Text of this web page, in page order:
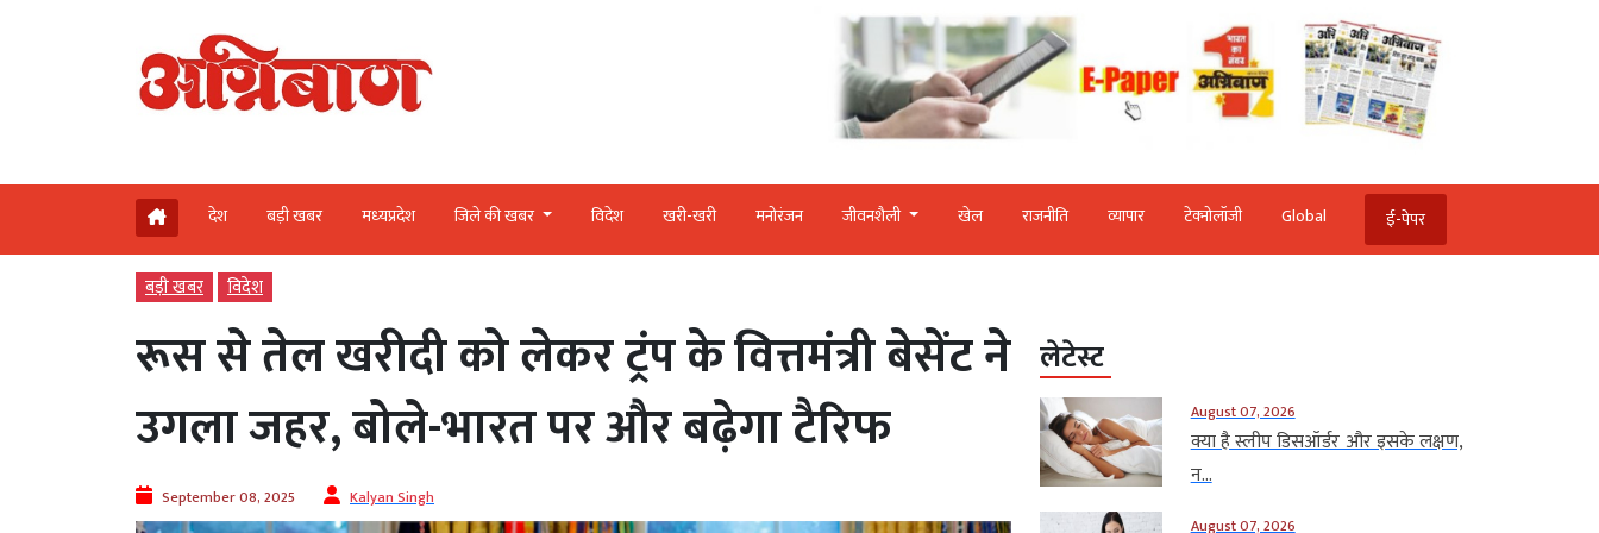
देश बड़ी खबर मध्‍यप्रदेश जिले की खबर विदेश खरी-खरी मनोरंजन जीवनशैली खेल राजनीति व्‍यापार टेक्‍नोलॉजी Global ई-पेपर
बड़ी खबर विदेश
रूस से तेल खरीदी को लेकर ट्रंप के वित्तमंत्री बेसेंट ने
उगला जहर, बोले-भारत पर और बढ़ेगा टैरिफ
September 08, 2025 Kalyan Singh
लेटेस्ट
August 07, 2026
क्या है स्लीप डिसऑर्डर और इसके लक्षण,
न...
August 07, 2026